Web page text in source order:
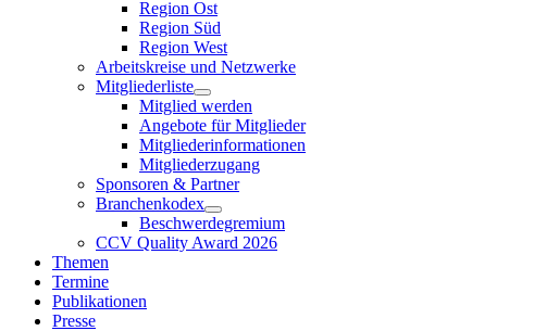
Region Ost
Region Süd
Region West
Arbeitskreise und Netzwerke
Mitgliederliste
Mitglied werden
Angebote für Mitglieder
Mitgliederinformationen
Mitgliederzugang
Sponsoren & Partner
Branchenkodex
Beschwerdegremium
CCV Quality Award 2026
Themen
Termine
Publikationen
Presse